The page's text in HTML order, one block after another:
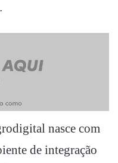
nasce com
de integração